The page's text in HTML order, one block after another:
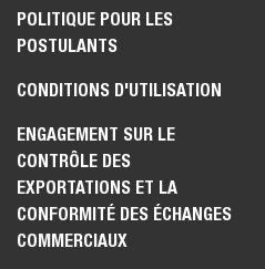
POLITIQUE POUR LES
POSTULANTS
CONDITIONS D'UTILISATION
ENGAGEMENT SUR LE
CONTRÔLE DES
EXPORTATIONS ET LA
CONFORMITÉ DES ÉCHANGES
COMMERCIAUX